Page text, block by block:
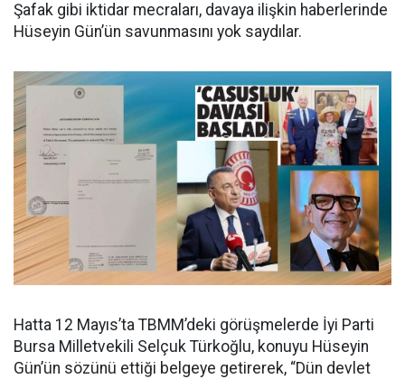
Şafak gibi iktidar mecraları, davaya ilişkin haberlerinde
Hüseyin Gün’ün savunmasını yok saydılar.
Hatta 12 Mayıs’ta TBMM’deki görüşmelerde İyi Parti
Bursa Milletvekili Selçuk Türkoğlu, konuyu Hüseyin
Gün’ün sözünü ettiği belgeye getirerek, “Dün devlet